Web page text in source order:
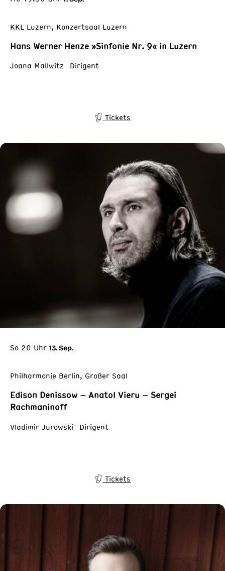
KKL Luzern, Konzertsaal Luzern
Hans Werner Henze »Sinfonie Nr. 9« in Luzern
Joana Mallwitz Dirigent
Tickets
So 20 Uhr 13. Sep.
Philharmonie Berlin, Großer Saal
Edison Denissow – Anatol Vieru – Sergei
Rachmaninoff
Vladimir Jurowski Dirigent
Tickets